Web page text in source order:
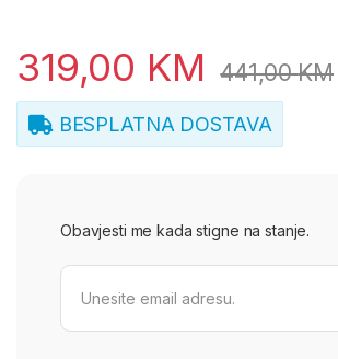
319,00 KM 441,00KM
BESPLATNA DOSTAVA
Obavjesti me kada stigne na stanje.